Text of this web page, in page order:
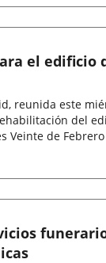
el edificio
reunida este
del
Veinte de Febrero